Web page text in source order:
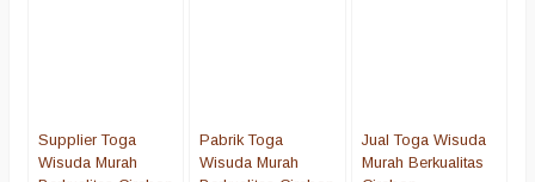
Supplier Toga
Wisuda Murah
Pabrik Toga
Wisuda Murah
Jual Toga Wisuda
Murah Berkualitas